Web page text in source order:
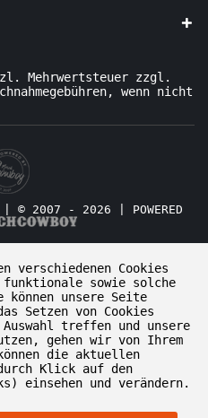
Mehrwertsteuer zzgl.
wenn nicht
2007 - 2026 | POWERED
verschiedenen Cookies
sowie solche
können unsere Seite
Setzen von Cookies
Auswahl treffen und unsere
gehen wir von Ihrem
die aktuellen
Klick auf den
einsehen und verändern.